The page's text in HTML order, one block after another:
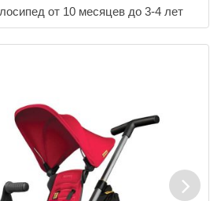
от 10 месяцев до 3-4 лет